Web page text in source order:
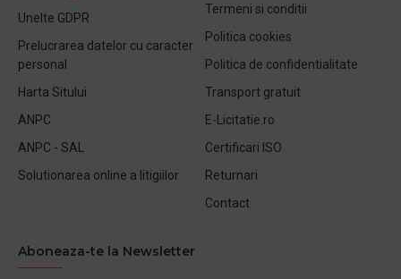
Unelte GDPR
Prelucrarea datelor cu caracter
personal
Harta Sitului
ANPC
ANPC - SAL
Solutionarea online a litigiilor
Termeni si conditii
Politica cookies
Politica de confidentialitate
Transport gratuit
E-Licitatie.ro
Certificari ISO
Returnari
Contact
Aboneaza-te la Newsletter